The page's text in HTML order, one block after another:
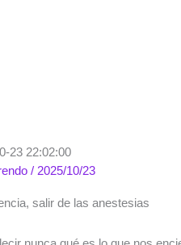
23 22:02:00
/ 2025/10/23
salir de las anestesias